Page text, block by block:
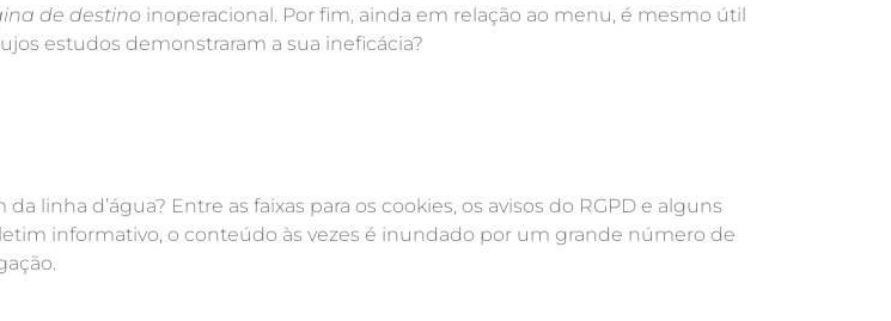
de destino inoperacional. Por fim, ainda em relação ao menu, é mesmo útil
estudos demonstraram a sua ineficácia?
linha d’água? Entre as faixas para os cookies, os avisos do RGPD e alguns
informativo, o conteúdo às vezes é inundado por um grande número de